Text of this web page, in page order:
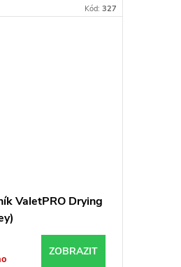
bez škrábanců.
Kód: 327
ValetPRO Drying
ZOBRAZIT